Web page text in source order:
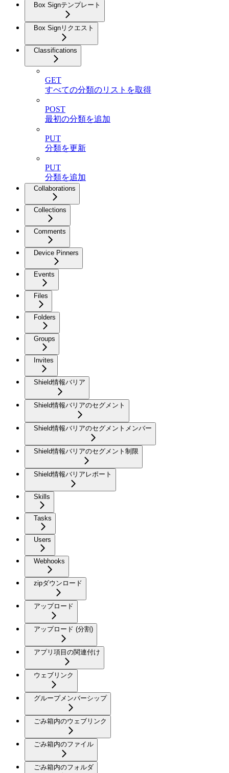
Box Signテンプレート
Box Signリクエスト
Classifications
GET
すべての分類のリストを取得
POST
最初の分類を追加
PUT
分類を更新
PUT
分類を追加
Collaborations
Collections
Comments
Device Pinners
Events
Files
Folders
Groups
Invites
Shield情報バリア
Shield情報バリアのセグメント
Shield情報バリアのセグメントメンバー
Shield情報バリアのセグメント制限
Shield情報バリアレポート
Skills
Tasks
Users
Webhooks
zipダウンロード
アップロード
アップロード (分割)
アプリ項目の関連付け
ウェブリンク
グループメンバーシップ
ごみ箱内のウェブリンク
ごみ箱内のファイル
ごみ箱内のフォルダ